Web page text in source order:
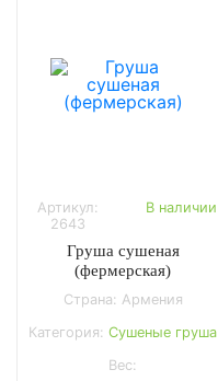
Артикул:
2643
В наличии
Груша сушеная
(фермерская)
Страна: Армения
Категория: Сушеные груша
Вес: